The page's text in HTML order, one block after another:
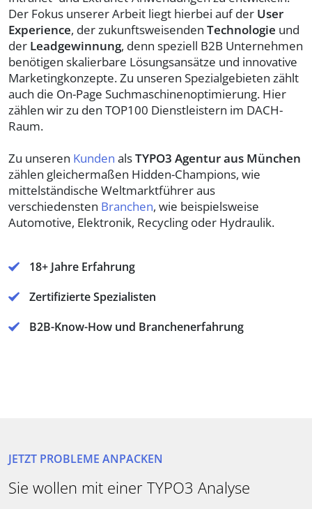
Der Fokus unserer Arbeit liegt hierbei auf der User
Experience, der zukunftsweisenden Technologie und
der Leadgewinnung, denn speziell B2B Unternehmen
benötigen skalierbare Lösungsansätze und innovative
Marketingkonzepte. Zu unseren Spezialgebieten zählt
auch die On-Page Suchmaschinenoptimierung. Hier
zählen wir zu den TOP100 Dienstleistern im DACH-
Raum.
Zu unseren Kunden alsTYPO3 Agentur aus München
zählen gleichermaßen Hidden-Champions, wie
mittelständische Weltmarktführer aus
verschiedensten Branchen, wie beispielsweise
Automotive, Elektronik, Recycling oder Hydraulik.
18+ Jahre Erfahrung
Zertifizierte Spezialisten
B2B-Know-How und Branchenerfahrung
JETZT PROBLEME ANPACKEN
Sie wollen mit einer TYPO3 Analyse
Besser in Google gefunden werden?